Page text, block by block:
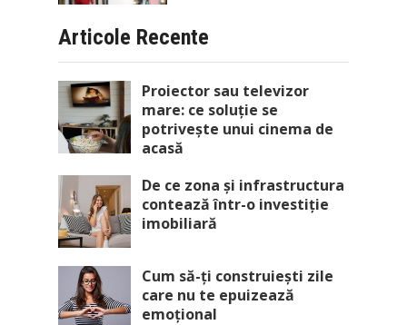
Articole Recente
Proiector sau televizor
mare: ce soluție se
potrivește unui cinema de
acasă
De ce zona și infrastructura
contează într-o investiție
imobiliară
Cum să-ți construiești zile
care nu te epuizează
emoțional